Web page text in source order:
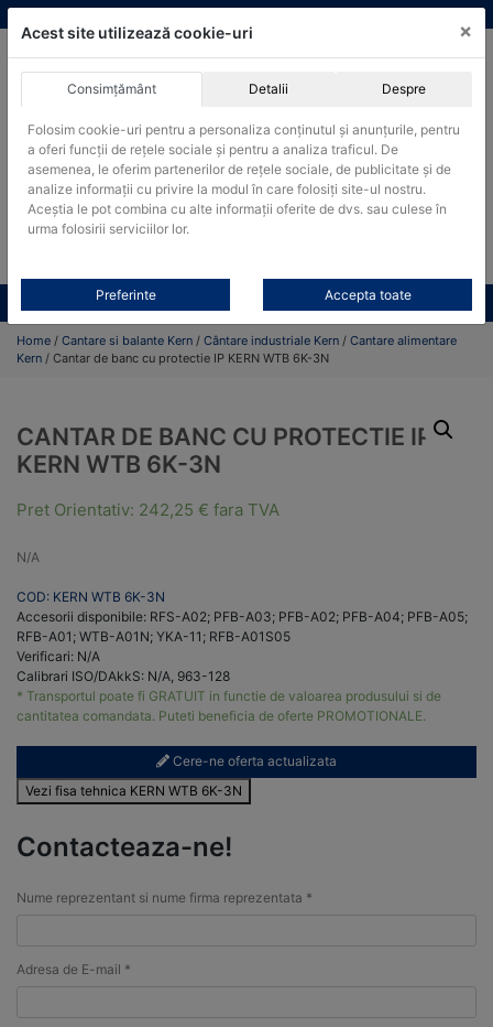
Skip
to
ACHIZITII PUBLICE
Produsele pot fi achizitionate si in sistemul SEAP / SICAP
Products
search
CAUTARE
Toate produsele CONTACT
Home / Cantare si balante Kern / Cântare industriale Kern / Cantare alimentare
Kern / Cantar de banc cu protectie IP KERN WTB 6K-3N
CANTAR DE BANC CU PROTECTIE IP
KERN WTB 6K-3N
Pret Orientativ: 242,25 € fara TVA
N/A
COD: KERN WTB 6K-3N
Accesorii disponibile: RFS-A02; PFB-A03; PFB-A02; PFB-A04; PFB-A05;
RFB-A01; WTB-A01N; YKA-11; RFB-A01S05
Verificari: N/A
Calibrari ISO/DAkkS: N/A, 963-128
* Transportul poate fi GRATUIT in functie de valoarea produsului si de
cantitatea comandata. Puteti beneficia de oferte PROMOTIONALE.
Cere-ne oferta actualizata
Vezi fisa tehnica KERN WTB 6K-3N
Contacteaza-ne!
Nume reprezentant si nume firma reprezentata *
Adresa de E-mail *
Acest site utilizează cookie-uri ×
Consimțământ Detalii Despre
Folosim cookie-uri pentru a personaliza conținutul și anunțurile, pentru
a oferi funcții de rețele sociale și pentru a analiza traficul. De
asemenea, le oferim partenerilor de rețele sociale, de publicitate și de
analize informații cu privire la modul în care folosiți site-ul nostru.
Aceștia le pot combina cu alte informații oferite de dvs. sau culese în
urma folosirii serviciilor lor.
Preferinte Accepta toate